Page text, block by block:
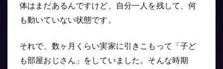
体はまだあるんですけど、自分一人を残して、何
も動いていない状態です。
それで、数ヶ月くらい実家に引きこもって「子ど
も部屋おじさん」をしていました。そんな時期